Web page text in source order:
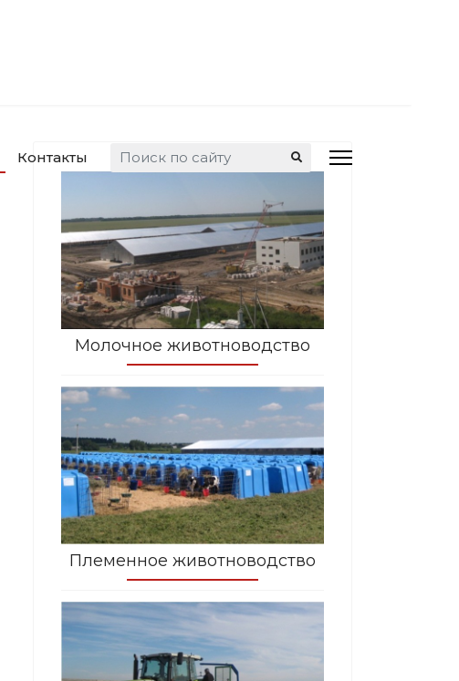
Контакты Искать...
Молочное животноводство
Племенное животноводство